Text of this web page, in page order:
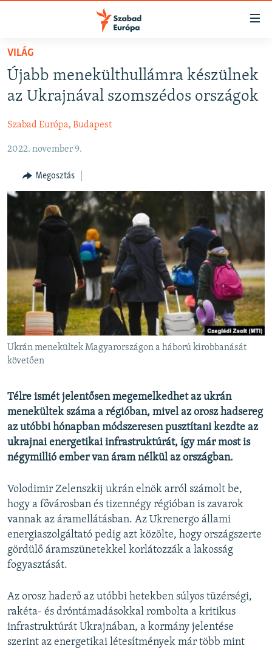
Akadálymentes
Ugrás
oldalra
Ugrás
NAPIRENDEN
AKTUÁLIS
PODCASTOK
VIDEÓK
ELEMZŐ
NER15
SZABADON
TÁRSADALOM
DEMOKRÁCIA
A PÉNZ NYOMÁBAN
EURÓPAI UNIÓ
VILÁG
KLÍMAVÁLTOZÁS
A MÚLT TANULSÁGAI
Valamennyi RFE/RL weboldal
VILÁG
Újabb menekülthullámra készülnek
az Ukrajnával szomszédos országok
Szabad Európa, Budapest
2022. november 9.
Megosztás
Ukrán menekültek Magyarországon a háború kirobbanását
követően
Télre ismét jelentősen megemelkedhet az ukrán
menekültek száma a régióban, mivel az orosz hadsereg
az utóbbi hónapban módszeresen pusztítani kezdte az
ukrajnai energetikai infrastruktúrát, így már most is
négymillió ember van áram nélkül az országban.
Volodimir Zelenszkij ukrán elnök arról számolt be,
hogy a fővárosban és tizennégy régióban is zavarok
vannak az áramellátásban. Az Ukrenergo állami
energiaszolgáltató pedig azt közölte, hogy országszerte
gördülő áramszünetekkel korlátozzák a lakosság
fogyasztását.
Az orosz haderő az utóbbi hetekben súlyos tüzérségi,
rakéta- és dróntámadásokkal rombolta a kritikus
infrastruktúrát Ukrajnában, a kormány jelentése
szerint az energetikai létesítmények már több mint